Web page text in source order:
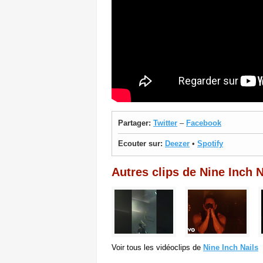
Partager: Twitter – Facebook
Ecouter sur: Deezer • Spotify
Autres clips de Nine Inch
Voir tous les vidéoclips de Nine Inch Nails